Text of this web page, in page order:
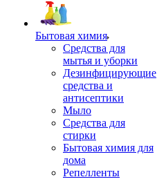
Бытовая химия
Средства для
мытья и уборки
Дезинфицирующие
средства и
антисептики
Мыло
Средства для
стирки
Бытовая химия для
дома
Репелленты